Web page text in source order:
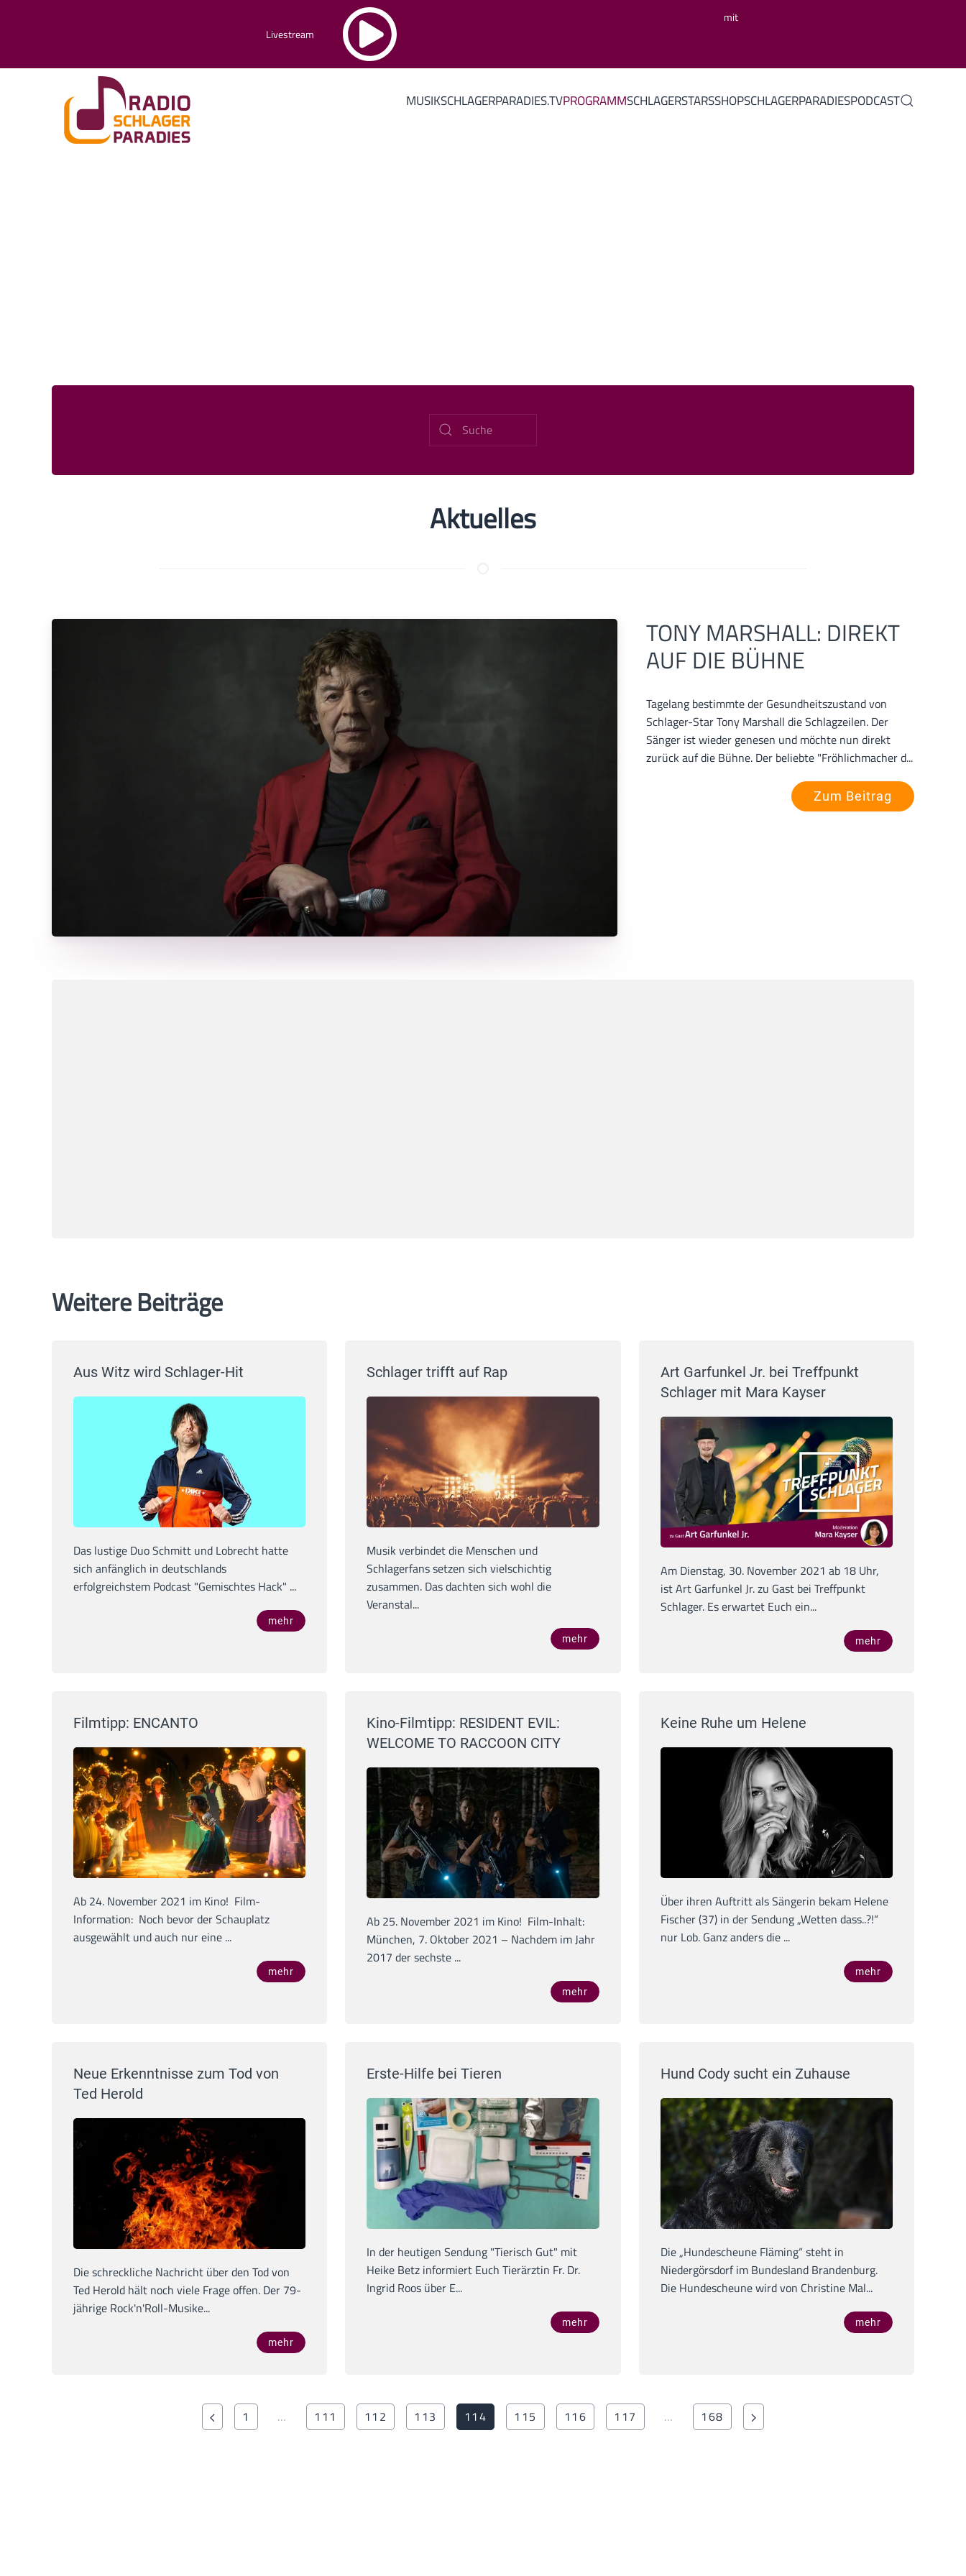
Livestream
mit
MUSIKSCHLAGERPARADIES.TVPROGRAMMSCHLAGERSTARSSHOPSCHLAGERPARADIESPODCAST
Aktuelles
TONY MARSHALL: DIREKT
AUF DIE BÜHNE
Tagelang bestimmte der Gesundheitszustand von
Schlager-Star Tony Marshall die Schlagzeilen. Der
Sänger ist wieder genesen und möchte nun direkt
zurück auf die Bühne. Der beliebte "Fröhlichmacher d...
Zum Beitrag
Weitere Beiträge
Aus Witz wird Schlager-Hit
Das lustige Duo Schmitt und Lobrecht hatte
sich anfänglich in deutschlands
erfolgreichstem Podcast "Gemischtes Hack" ...
mehr
Schlager trifft auf Rap
Musik verbindet die Menschen und
Schlagerfans setzen sich vielschichtig
zusammen. Das dachten sich wohl die
Veranstal...
mehr
Art Garfunkel Jr. bei Treffpunkt
Schlager mit Mara Kayser
Am Dienstag, 30. November 2021 ab 18 Uhr,
ist Art Garfunkel Jr. zu Gast bei Treffpunkt
Schlager. Es erwartet Euch ein...
mehr
Filmtipp: ENCANTO
Ab 24. November 2021 im Kino! Film-
Information: Noch bevor der Schauplatz
ausgewählt und auch nur eine ...
mehr
Kino-Filmtipp: RESIDENT EVIL:
WELCOME TO RACCOON CITY
Ab 25. November 2021 im Kino! Film-Inhalt:
München, 7. Oktober 2021 – Nachdem im Jahr
2017 der sechste ...
mehr
Keine Ruhe um Helene
Über ihren Auftritt als Sängerin bekam Helene
Fischer (37) in der Sendung „Wetten dass..?!“
nur Lob. Ganz anders die ...
mehr
Neue Erkenntnisse zum Tod von
Ted Herold
Die schreckliche Nachricht über den Tod von
Ted Herold hält noch viele Frage offen. Der 79-
jährige Rock'n'Roll-Musike...
mehr
Erste-Hilfe bei Tieren
In der heutigen Sendung "Tierisch Gut" mit
Heike Betz informiert Euch Tierärztin Fr. Dr.
Ingrid Roos über E...
mehr
Hund Cody sucht ein Zuhause
Die „Hundescheune Fläming“ steht in
Niedergörsdorf im Bundesland Brandenburg.
Die Hundescheune wird von Christine Mal...
mehr
1 … 111 112 113 114 115 116 117 … 168